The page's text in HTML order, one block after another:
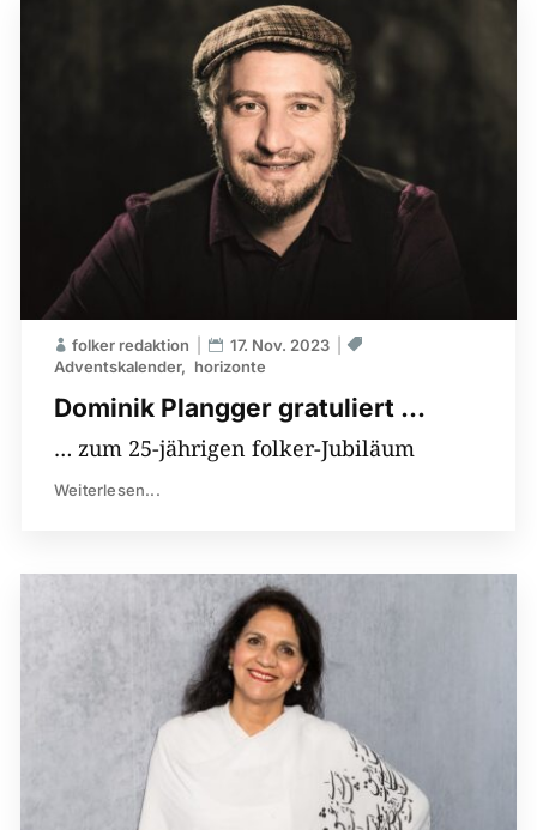
Dominik Plangger gratuliert …
folker redaktion
17. Nov. 2023
Adventskalender
horizonte
… zum 25-jährigen folker-Jubiläum
Weiterlesen...